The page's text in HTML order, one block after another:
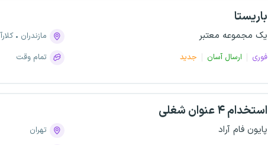
باریستا
یک مجموعه معتبر
فوری ارسال آسان جدید
مازندران
تمام وقت
استخدام ۴ عنوان شغلی
پایون فام آراد
تهران